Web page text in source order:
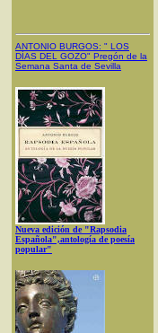
ANTONIO BURGOS: " LOS
DÍAS DEL GOZO" Pregón de la
Semana Santa de Sevilla
Nueva edición de "Rapsodia
Española",antología de poesía
popular"